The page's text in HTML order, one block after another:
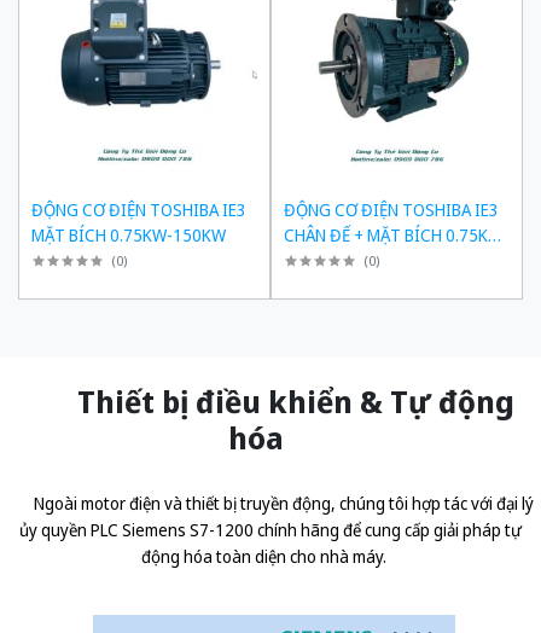
ĐỘNG CƠ ĐIỆN TOSHIBA IE3
MẶT BÍCH 0.75KW-150KW
(0)
ĐỘNG CƠ ĐIỆN TOSHIBA IE3
CHÂN ĐẾ + MẶT BÍCH 0.75KW-
150KW
(0)
Thiết bị điều khiển & Tự động
hóa
Ngoài motor điện và thiết bị truyền động, chúng tôi hợp tác với đại lý
ủy quyền PLC Siemens S7-1200 chính hãng để cung cấp giải pháp tự
động hóa toàn diện cho nhà máy.